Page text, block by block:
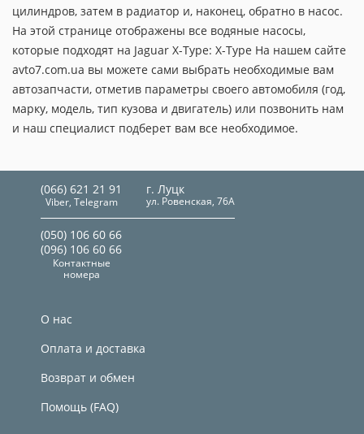
цилиндров, затем в радиатор и, наконец, обратно в насос.
На этой странице отображены все водяные насосы,
которые подходят на Jaguar X-Type: X-Type На нашем сайте
avto7.com.ua вы можете сами выбрать необходимые вам
автозапчасти, отметив параметры своего автомобиля (год,
марку, модель, тип кузова и двигатель) или позвонить нам
и наш специалист подберет вам все необходимое.
(066) 621 21 91
Viber, Telegram
г. Луцк
ул. Ровенская, 76А
(050) 106 60 66
(096) 106 60 66
Контактные
номера
О нас
Оплата и доставка
Возврат и обмен
Помощь (FAQ)